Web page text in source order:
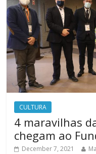
CULTURA
4 maravilhas
chegam ao
December 7, 2021